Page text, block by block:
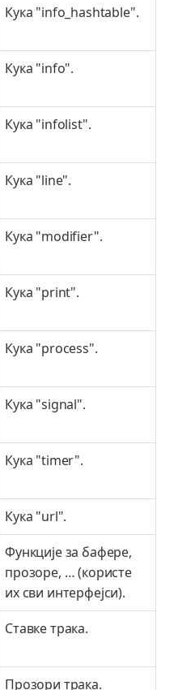
Кука "info_hashtable".
Кука "info".
Кука "infolist".
Кука "line".
Кука "modifier".
Кука "print".
Кука "process".
Кука "signal".
Кука "timer".
Кука "url".
Функције за бафере,
прозоре, …​ (користе
их сви интерфејси).
Ставке трака.
Прозори трака.